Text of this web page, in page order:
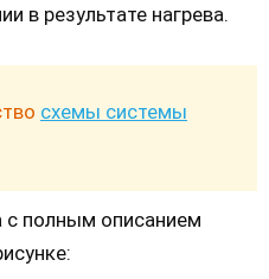
в результате нагрева.
схемы системы
с полным описанием